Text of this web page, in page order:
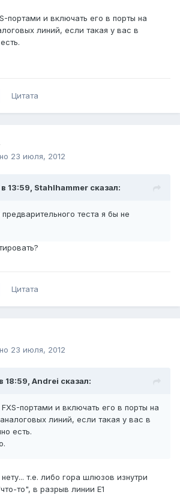
портами и включать его в порты на
линий, если такая у вас в
Цитата
23 июля, 2012
13:59, Stahlhammer сказал:
теста я бы не
Цитата
23 июля, 2012
18:59, Andrei сказал:
портами и включать его в порты на
линий, если такая у вас в
есть.
т.е. либо гора шлюзов изнутри
то", в разрыв линии Е1